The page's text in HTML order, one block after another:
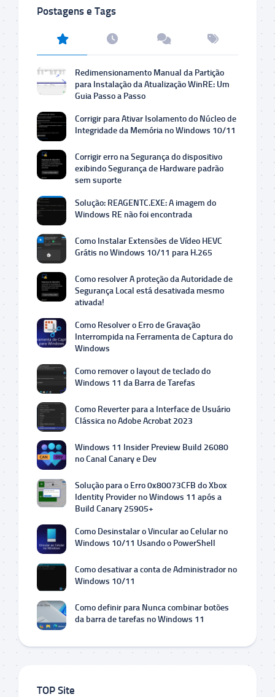
Postagens e Tags
Redimensionamento Manual da Partição
para Instalação da Atualização WinRE: Um
Guia Passo a Passo
Corrigir para Ativar Isolamento do Núcleo de
Integridade da Memória no Windows 10/11
Corrigir erro na Segurança do dispositivo
exibindo Segurança de Hardware padrão
sem suporte
Solução: REAGENTC.EXE: A imagem do
Windows RE não foi encontrada
Como Instalar Extensões de Vídeo HEVC
Grátis no Windows 10/11 para H.265
Como resolver A proteção da Autoridade de
Segurança Local está desativada mesmo
ativada!
Como Resolver o Erro de Gravação
Interrompida na Ferramenta de Captura do
Windows
Como remover o layout de teclado do
Windows 11 da Barra de Tarefas
Como Reverter para a Interface de Usuário
Clássica no Adobe Acrobat 2023
Windows 11 Insider Preview Build 26080
no Canal Canary e Dev
Solução para o Erro 0x80073CFB do Xbox
Identity Provider no Windows 11 após a
Build Canary 25905+
Como Desinstalar o Vincular ao Celular no
Windows 10/11 Usando o PowerShell
Como desativar a conta de Administrador no
Windows 10/11
Como definir para Nunca combinar botões
da barra de tarefas no Windows 11
TOP Site